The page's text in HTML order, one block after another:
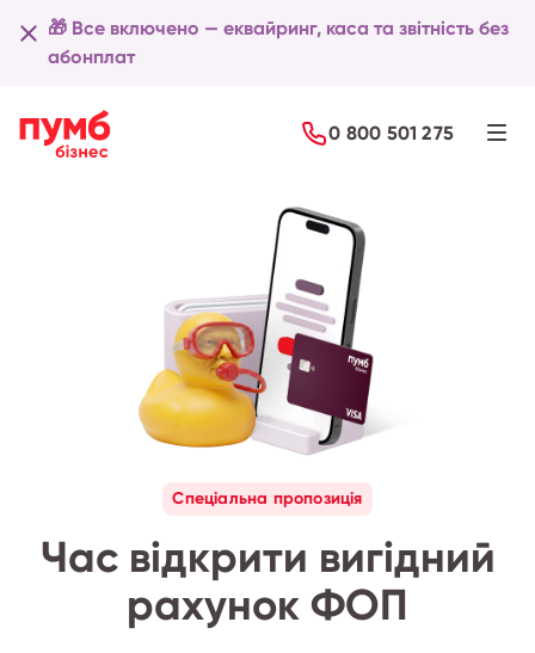
🎁 Все включено — еквайринг, каса та звітність без
абонплат
0 800 501 275
Спеціальна пропозиція
Час відкрити вигідний
рахунок ФОП